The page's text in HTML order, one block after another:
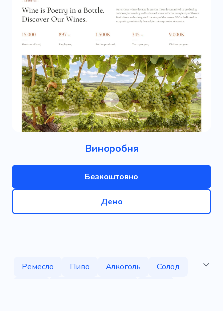
Виноробня
Безкоштовно
Демо
Ремесло Пиво Алкоголь
Солод